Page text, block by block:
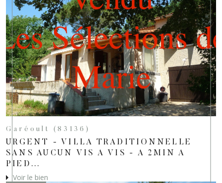
Garéoult (83136)
URGENT - VILLA TRADITIONNELLE
SANS AUCUN VIS A VIS - A 2MIN A
PIED...
Voir le bien